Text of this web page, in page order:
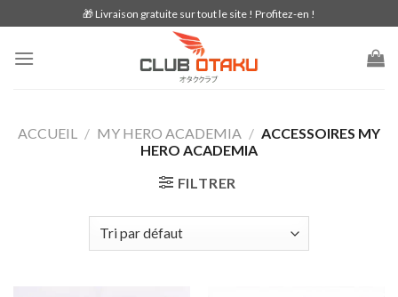
to
content
🎁 Livraison gratuite sur tout le site ! Profitez-en !
ACCUEIL / MY HERO ACADEMIA / ACCESSOIRES MY
HERO ACADEMIA
FILTRER